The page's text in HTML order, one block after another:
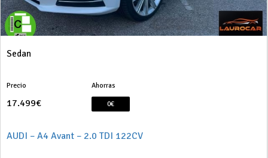
Sedan
Precio
17.499€
Ahorras
0€
AUDI – A4 Avant – 2.0 TDI 122CV